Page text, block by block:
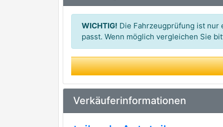
WICHTIG! Die Fahrzeugprüfung ist nur
passt. Wenn möglich vergleichen Sie
Verkäuferinformationen